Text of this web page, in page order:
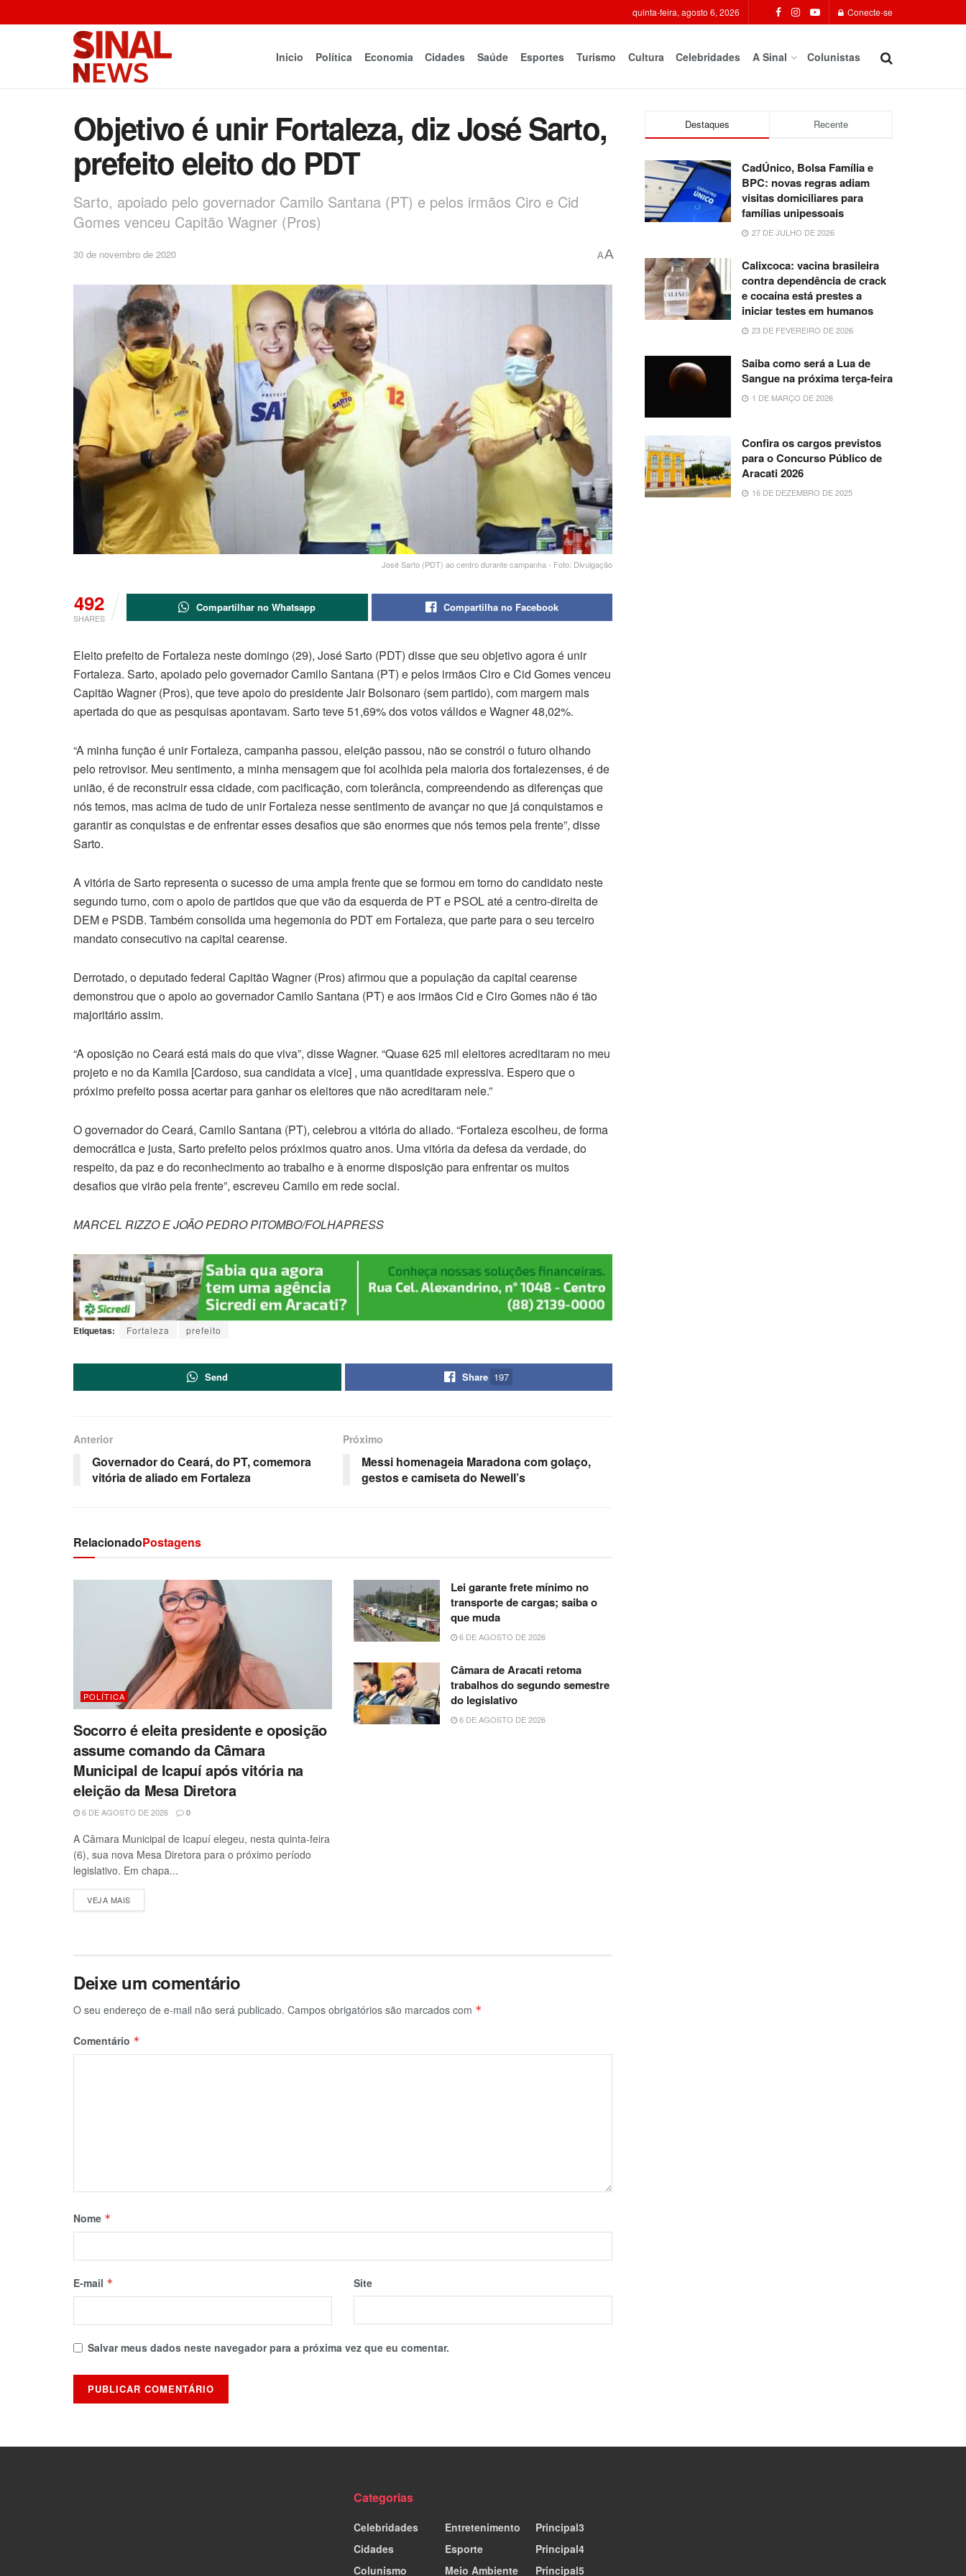
quinta-feira, agosto 6, 2026 Conecte-se
Inicio Política Economia Cidades Saúde Esportes Turismo Cultura Celebridades A Sinal Colunistas
Objetivo é unir Fortaleza, diz José Sarto,
prefeito eleito do PDT
Sarto, apoiado pelo governador Camilo Santana (PT) e pelos irmãos Ciro e Cid
Gomes venceu Capitão Wagner (Pros)
30 de novembro de 2020 AA
José Sarto (PDT) ao centro durante campanha - Foto: Divulgação
492
SHARES
Compartilhar no Whatsapp Compartilha no Facebook
Eleito prefeito de Fortaleza neste domingo (29), José Sarto (PDT) disse que seu objetivo agora é unir
Fortaleza. Sarto, apoiado pelo governador Camilo Santana (PT) e pelos irmãos Ciro e Cid Gomes venceu
Capitão Wagner (Pros), que teve apoio do presidente Jair Bolsonaro (sem partido), com margem mais
apertada do que as pesquisas apontavam. Sarto teve 51,69% dos votos válidos e Wagner 48,02%.
“A minha função é unir Fortaleza, campanha passou, eleição passou, não se constrói o futuro olhando
pelo retrovisor. Meu sentimento, a minha mensagem que foi acolhida pela maioria dos fortalezenses, é de
união, é de reconstruir essa cidade, com pacificação, com tolerância, compreendendo as diferenças que
nós temos, mas acima de tudo de unir Fortaleza nesse sentimento de avançar no que já conquistamos e
garantir as conquistas e de enfrentar esses desafios que são enormes que nós temos pela frente”, disse
Sarto.
A vitória de Sarto representa o sucesso de uma ampla frente que se formou em torno do candidato neste
segundo turno, com o apoio de partidos que que vão da esquerda de PT e PSOL até a centro-direita de
DEM e PSDB. Também consolida uma hegemonia do PDT em Fortaleza, que parte para o seu terceiro
mandato consecutivo na capital cearense.
Derrotado, o deputado federal Capitão Wagner (Pros) afirmou que a população da capital cearense
demonstrou que o apoio ao governador Camilo Santana (PT) e aos irmãos Cid e Ciro Gomes não é tão
majoritário assim.
“A oposição no Ceará está mais do que viva”, disse Wagner. “Quase 625 mil eleitores acreditaram no meu
projeto e no da Kamila [Cardoso, sua candidata a vice] , uma quantidade expressiva. Espero que o
próximo prefeito possa acertar para ganhar os eleitores que não acreditaram nele.”
O governador do Ceará, Camilo Santana (PT), celebrou a vitória do aliado. “Fortaleza escolheu, de forma
democrática e justa, Sarto prefeito pelos próximos quatro anos. Uma vitória da defesa da verdade, do
respeito, da paz e do reconhecimento ao trabalho e à enorme disposição para enfrentar os muitos
desafios que virão pela frente”, escreveu Camilo em rede social.
MARCEL RIZZO E JOÃO PEDRO PITOMBO/FOLHAPRESS
Etiquetas: Fortaleza prefeito
Send Share 197
Anterior
Governador do Ceará, do PT, comemora
vitória de aliado em Fortaleza
Próximo
Messi homenageia Maradona com golaço,
gestos e camiseta do Newell’s
RelacionadoPostagens
POLÍTICA
Socorro é eleita presidente e oposição
assume comando da Câmara
Municipal de Icapuí após vitória na
eleição da Mesa Diretora
6 DE AGOSTO DE 2026 0
A Câmara Municipal de Icapuí elegeu, nesta quinta-feira
(6), sua nova Mesa Diretora para o próximo período
legislativo. Em chapa...
VEJA MAIS
Lei garante frete mínimo no
transporte de cargas; saiba o
que muda
6 DE AGOSTO DE 2026
Câmara de Aracati retoma
trabalhos do segundo semestre
do legislativo
6 DE AGOSTO DE 2026
Deixe um comentário
O seu endereço de e-mail não será publicado. Campos obrigatórios são marcados com *
Comentário *
Nome *
E-mail * Site
Salvar meus dados neste navegador para a próxima vez que eu comentar.
Destaques Recente
CadÚnico, Bolsa Família e
BPC: novas regras adiam
visitas domiciliares para
famílias unipessoais
27 DE JULHO DE 2026
Calixcoca: vacina brasileira
contra dependência de crack
e cocaína está prestes a
iniciar testes em humanos
23 DE FEVEREIRO DE 2026
Saiba como será a Lua de
Sangue na próxima terça-feira
1 DE MARÇO DE 2026
Confira os cargos previstos
para o Concurso Público de
Aracati 2026
16 DE DEZEMBRO DE 2025
Categorias
Celebridades
Cidades
Colunismo
Entretenimento
Esporte
Meio Ambiente
Principal3
Principal4
Principal5